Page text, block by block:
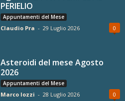
PERIELIO
Appuntamenti del Mese
Claudio Pra - 29 Luglio 2026 0
Asteroidi del mese Agosto
2026
Appuntamenti del Mese
Marco Iozzi - 28 Luglio 2026 0